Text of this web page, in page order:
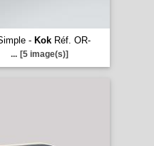
- KokRéf. OR-
... [5 image(s)]